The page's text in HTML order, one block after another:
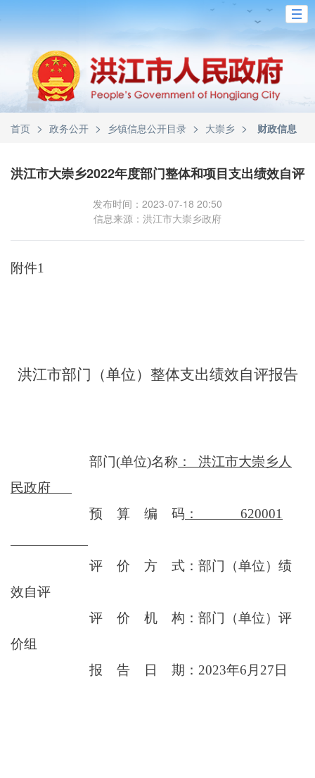
首页 > 政务公开 > 乡镇信息公开目录 > 大崇乡 > 财政信息
洪江市大崇乡2022年度部门整体和项目支出绩效自评
发布时间：2023-07-18 20:50
信息来源：洪江市大崇乡政府
附件1
洪江市部门（单位）整体支出绩效自评报告
部门(单位)名称 ： 洪江市大崇乡 人
民政府
预
算 编 码 ： 620001
评 价 方
式：部门（单位）绩
效自评
评
价 机
构：部门（单位）评
价组
报
告 日 期： 2023年6月27日